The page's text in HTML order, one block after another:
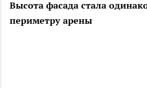
Высота фасада стала
периметру арены